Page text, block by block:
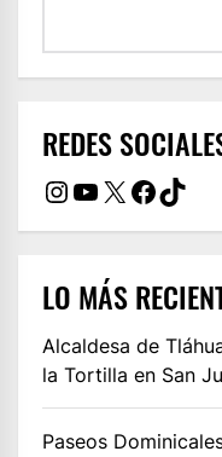
REDES
Instagram
YouTube
X
LO MÁS
Alcaldesa de
la Tortilla en San
Paseos